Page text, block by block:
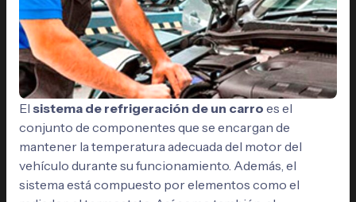
El sistema de refrigeración de un carro es el
conjunto de componentes que se encargan de
mantener la temperatura adecuada del motor del
vehículo durante su funcionamiento. Además, el
sistema está compuesto por elementos como el